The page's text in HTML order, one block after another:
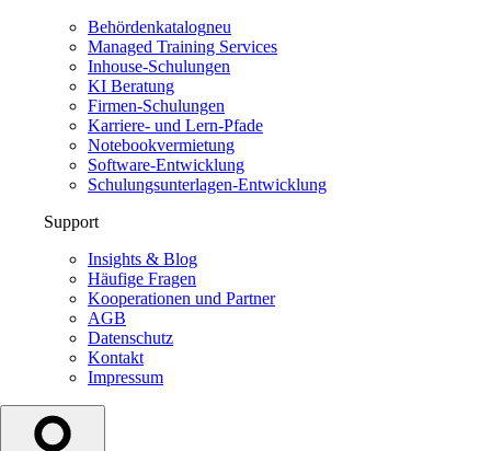
Behördenkatalogneu
Managed Training Services
Inhouse-Schulungen
KI Beratung
Firmen-Schulungen
Karriere- und Lern-Pfade
Notebookvermietung
Software-Entwicklung
Schulungsunterlagen-Entwicklung
Support
Insights & Blog
Häufige Fragen
Kooperationen und Partner
AGB
Datenschutz
Kontakt
Impressum